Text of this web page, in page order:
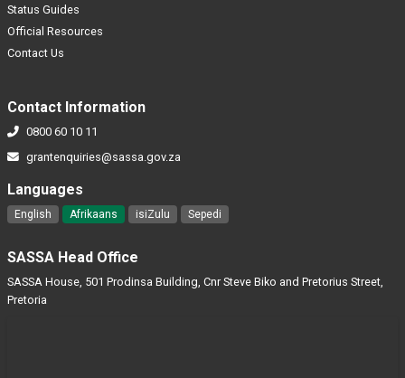
Status Guides
Official Resources
Contact Us
Contact Information
0800 60 10 11
grantenquiries@sassa.gov.za
Languages
English Afrikaans isiZulu Sepedi
SASSA Head Office
SASSA House, 501 Prodinsa Building, Cnr Steve Biko and Pretorius Street,
Pretoria